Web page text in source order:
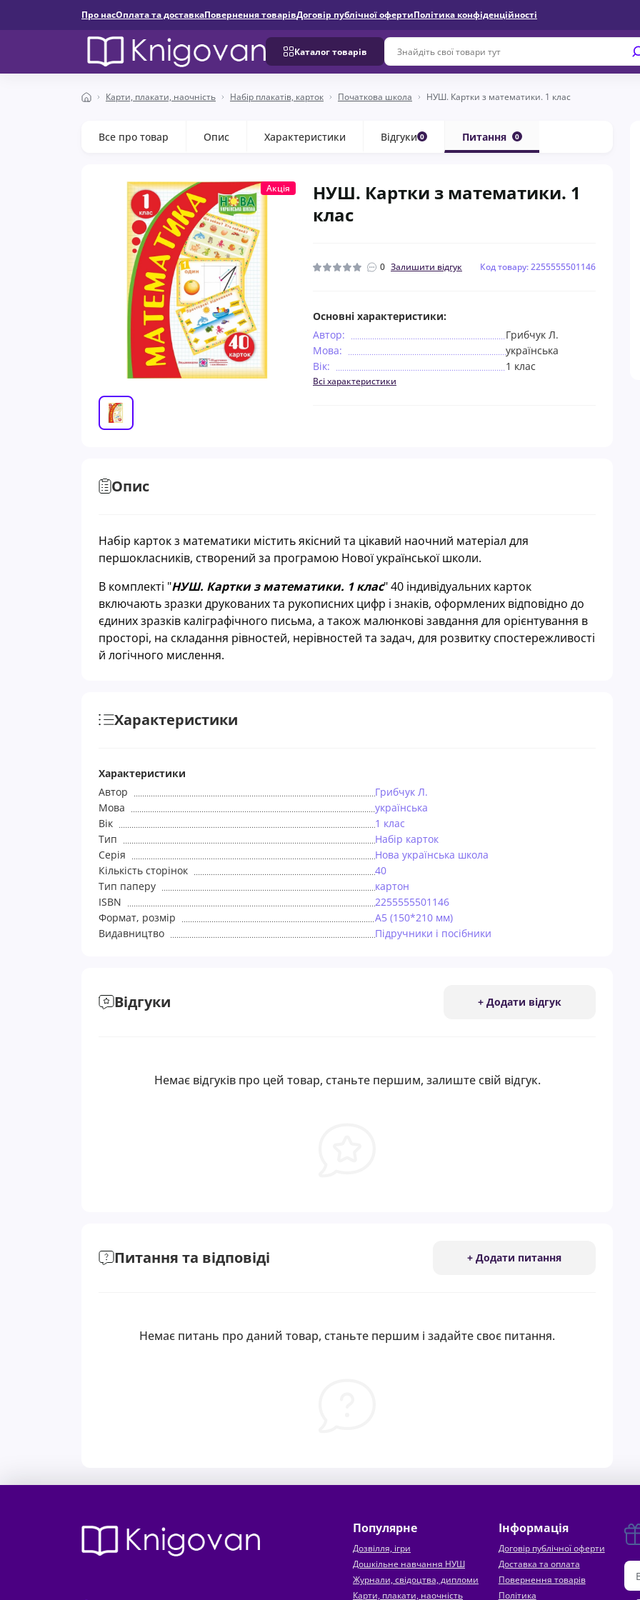
Про насОплата та доставкаПовернення товарівДоговір публічної офертиПолітика конфіденційності
Каталог товарів
Карти, плакати, наочність Набір плакатів, карток Початкова школа НУШ. Картки з математики. 1 клас
Все про товар Опис Характеристики Відгуки 0 Питання 0
Акція
НУШ. Картки з математики. 1
клас
0 Залишити відгук Код товару: 2255555501146
Основні характеристики:
Автор:
Грибчук Л.
Мова:
українська
Вік:
1 клас
Всі характеристики
Опис
Набір карток з математики містить якісний та цікавий наочний матеріал для
першокласників, створений за програмою Нової української школи.
В комплектi "НУШ. Картки з математики. 1 клас" 40 індивідуальних карток
включають зразки друкованих та рукописних цифр і знаків, оформлених відповідно до
єдиних зразків каліграфічного письма, а також малюнкові завдання для орієнтування в
просторі, на складання рівностей, нерівностей та задач, для розвитку спостережливості
й логічного мислення.
Характеристики
Характеристики
Автор
Грибчук Л.
Мова
українська
Вік
1 клас
Тип
Набір карток
Серія
Нова українська школа
Кількість сторінок
40
Тип паперу
картон
ISBN
2255555501146
Формат, розмір
А5 (150*210 мм)
Видавництво
Підручники і посібники
Відгуки + Додати відгук
Немає відгуків про цей товар, станьте першим, залиште свій відгук.
Питання та відповіді + Додати питання
Немає питань про даний товар, станьте першим і задайте своє питання.
Популярне
Дозвілля, ігри
Дошкільне навчання НУШ
Журнали, свідоцтва, дипломи
Карти, плакати, наочність
Інформація
Договір публічної оферти
Доставка та оплата
Повернення товарів
Політика